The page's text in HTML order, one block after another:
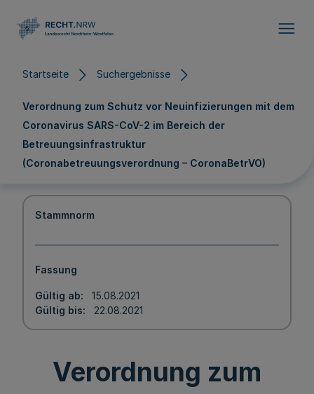
Startseite Suchergebnisse
Verordnung zum Schutz vor Neuinfizierungen mit dem
Coronavirus SARS-CoV-2 im Bereich der
Betreuungsinfrastruktur
(Coronabetreuungsverordnung – CoronaBetrVO)
Stammnorm
Fassung
Gültig ab
15.08.2021
Gültig bis
22.08.2021
Verordnung zum